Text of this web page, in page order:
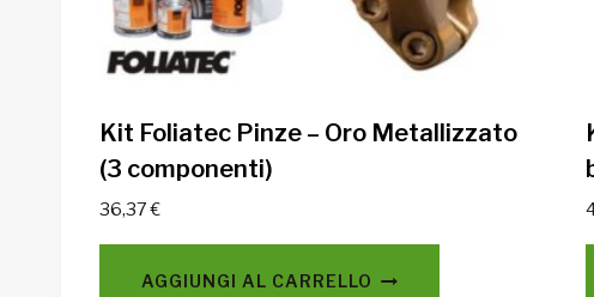
Kit Foliatec Pinze – Oro Metallizzato
(3 componenti)
36,37€
AGGIUNGI AL CARRELLO